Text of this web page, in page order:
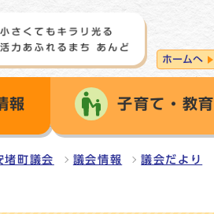
ホームへ
報 子育て・教育
堵町議会 議会情報 議会だより